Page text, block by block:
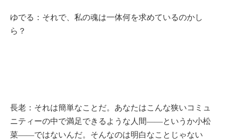
ゆでる：それで、私の魂は一体何を求めているのかし
ら？
長老：それは簡単なことだ。あなたはこんな狭いコミュ
ニティーの中で満足できるような人間――というか小松
菜――ではないんだ。そんなのは明白なことじゃない